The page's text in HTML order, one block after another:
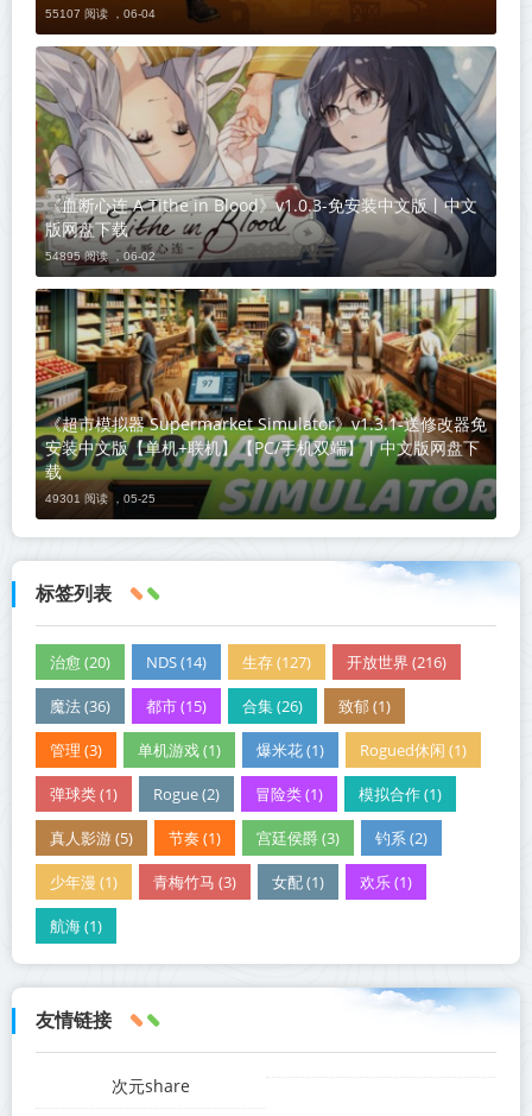
55107 阅读 ， 06-04
《血断心连 A Tithe in Blood》v1.0.3-免安装中文版丨中文
版网盘下载
54895 阅读 ， 06-02
《超市模拟器 Supermarket Simulator》v1.3.1-送修改器免
安装中文版【单机+联机】【PC/手机双端】丨中文版网盘下
载
49301 阅读 ， 05-25
标签列表
治愈 (20) NDS (14) 生存 (127) 开放世界 (216)
魔法 (36) 都市 (15) 合集 (26) 致郁 (1)
管理 (3) 单机游戏 (1) 爆米花 (1) Rogued休闲 (1)
弹球类 (1) Rogue (2) 冒险类 (1) 模拟合作 (1)
真人影游 (5) 节奏 (1) 宫廷侯爵 (3) 钓系 (2)
少年漫 (1) 青梅竹马 (3) 女配 (1) 欢乐 (1)
航海 (1)
友情链接
次元share